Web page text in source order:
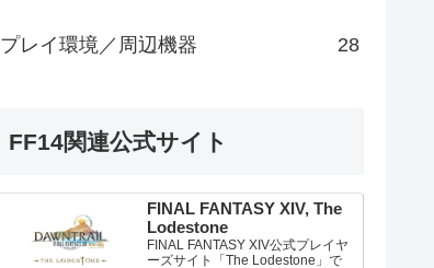
プレイ環境／周辺機器 28
FF14関連公式サイト
FINAL FANTASY XIV, The
Lodestone
FINAL FANTASY XIV公式プレイヤ
ーズサイト「The Lodestone」で